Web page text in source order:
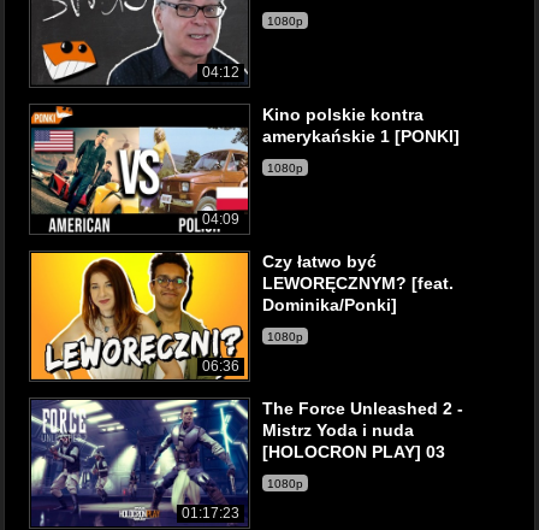
04:12
1080p
04:09
Kino polskie kontra
amerykańskie 1 [PONKI]
1080p
06:36
Czy łatwo być
LEWORĘCZNYM? [feat.
Dominika/Ponki]
1080p
01:17:23
The Force Unleashed 2 -
Mistrz Yoda i nuda
[HOLOCRON PLAY] 03
1080p